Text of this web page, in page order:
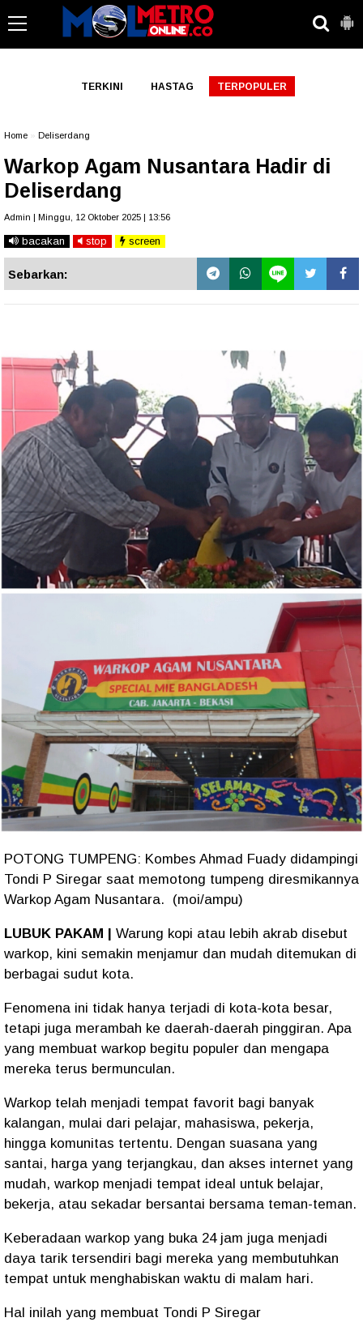
TERKINI HASTAG TERPOPULER
Home Deliserdang
Warkop Agam Nusantara Hadir di
Deliserdang
Admin | Minggu, 12 Oktober 2025 | 13:56
bacakan stop screen
Sebarkan:
POTONG TUMPENG: Kombes Ahmad Fuady didampingi
Tondi P Siregar saat memotong tumpeng diresmikannya
Warkop Agam Nusantara. (moi/ampu)
LUBUK PAKAM | Warung kopi atau lebih akrab disebut
warkop, kini semakin menjamur dan mudah ditemukan di
berbagai sudut kota.
Fenomena ini tidak hanya terjadi di kota-kota besar,
tetapi juga merambah ke daerah-daerah pinggiran. Apa
yang membuat warkop begitu populer dan mengapa
mereka terus bermunculan.
Warkop telah menjadi tempat favorit bagi banyak
kalangan, mulai dari pelajar, mahasiswa, pekerja,
hingga komunitas tertentu. Dengan suasana yang
santai, harga yang terjangkau, dan akses internet yang
mudah, warkop menjadi tempat ideal untuk belajar,
bekerja, atau sekadar bersantai bersama teman-teman.
Keberadaan warkop yang buka 24 jam juga menjadi
daya tarik tersendiri bagi mereka yang membutuhkan
tempat untuk menghabiskan waktu di malam hari.
Hal inilah yang membuat Tondi P Siregar